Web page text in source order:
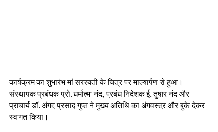
कार्यक्रम का शुभारंभ मां सरस्वती के चित्र पर माल्यार्पण से हुआ।
संस्थापक प्रबंधक प्रो. धर्मात्मा नंद, प्रबंध निदेशक ई. तुषार नंद और
प्राचार्य डॉ. अंगद प्रसाद गुप्त ने मुख्य अतिथि का अंगवस्त्र और बुके देकर
स्वागत किया।